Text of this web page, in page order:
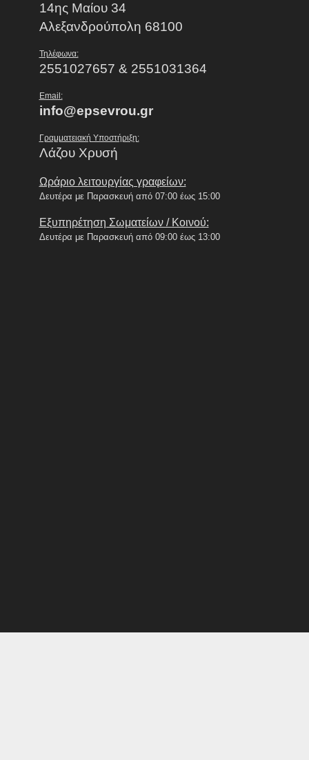
14ης Μαίου 34
Αλεξανδρούπολη 68100
Τηλέφωνα:
2551027657 & 2551031364
Email:
info@epsevrou.gr
Γραμματειακή Υποστήριξη:
Λάζου Χρυσή
Ωράριο λειτουργίας γραφείων:
Δευτέρα με Παρασκευή από 07:00 έως 15:00
Εξυπηρέτηση Σωματείων / Κοινού:
Δευτέρα με Παρασκευή από 09:00 έως 13:00